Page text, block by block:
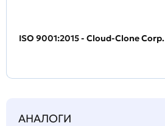
ISO 9001:2015 - Cloud-Clone Corp.
АНАЛОГИ